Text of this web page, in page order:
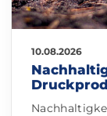
10.08.2026